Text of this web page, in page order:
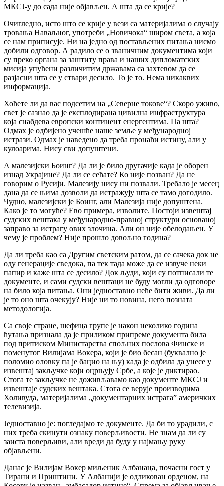
МКСЈ-у до сада није објављен. А шта да се крије?
Очигледно, исто што се крије у вези са материјалима о случају
тровања Наваљног, употреби „Новичока“ широм света, а која
се нам приписује. Ни на једно од постављених питања нисмо
добили одговор. А радило се о званичним документима који
су преко органа за заштиту права и наших дипломатских
мисија упућени различитим државама са захтевом да се
разјасни шта се у ствари десило. То је то. Нема никаквих
информација.
Хоћете ли да вас подсетим на „Северне токове“? Скоро уживо,
свет је сазнао да је експлодирана цивилна инфраструктура
која снабдева европски континент енергентима. Па шта?
Одмах је одбијено учешће наше земље у међународној
истрази. Одмах је наведено да треба пронаћи истину, али у
кулоарима. Нису сви допуштени.
А малезијски Боинг? Да ли је било другачије када је оборен
изнад Украјине? Да ли се сећате? Ко није позван? Да не
говорим о Русији. Малезију нису ни позвали. Требало је месец
дана да се њима дозволи да истражују шта се тамо догодило.
Чудно, малезијски је Боинг, али Малезија није допуштена.
Како је то могуће? Ево примера, изволите. Постоји извештај
судских вештака у међународно-правној структури основаној
заправо за истрагу ових злочина. Али он није обелодањен. У
чему је проблем? Није прошло довољно година?
Да ли треба као са Другим светским ратом, да се сачека док не
оду генерације сведока, па тек тада може да се извуче неки
папир и каже шта се десило? Док људи, који су потписали те
документе, и сами судски вештаци не буду могли да одговоре
на било која питања. Они једноставно неће бити живи. Да ли
је то оно шта очекују? Није ни то новина, него позната
методологија.
Са своје стране, шефица групе је након неколико година
ћутања признала да је приликом припреме документа била
под притиском Министарства спољних послова Финске и
поменутог Вилијама Вокера, који је био бесан (буквално је
поломио оловку па је бацио на њу) када је одбила да унесе у
извештај закључке који оцрњују Србе, а које је диктирао.
Стога те закључке не доживљавамо као документе МКСЈ и
извештаје судских вештака. Стога се верује производима
Холивуда, материјалима „документарних истрага” америчких
телевизија.
Једноставно је: погледајмо те документе. Да би то урадили, с
них треба скинути ознаку поверљивости. Не знам да ли су
заиста поверљиви, али вреди да буду у најмању руку
објављени.
Данас је Вилијам Вокер миљеник Албанаца, почасни гост у
Тирани и Приштини. У Албанији је одликован орденом, на